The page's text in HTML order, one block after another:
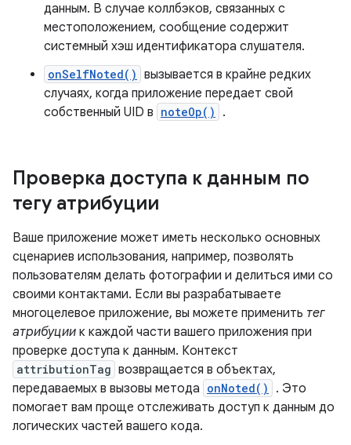
данным. В случае коллбэков, связанных с
местоположением, сообщение содержит
системный хэш идентификатора слушателя.
onSelfNoted() вызывается в крайне редких
случаях, когда приложение передает свой
собственный UID в noteOp() .
Проверка доступа к данным по
тегу атрибуции
Ваше приложение может иметь несколько основных
сценариев использования, например, позволять
пользователям делать фотографии и делиться ими со
своими контактами. Если вы разрабатываете
многоцелевое приложение, вы можете применить тег
атрибуции к каждой части вашего приложения при
проверке доступа к данным. Контекст
attributionTag возвращается в объектах,
передаваемых в вызовы метода onNoted()
. Это
помогает вам проще отслеживать доступ к данным до
логических частей вашего кода.